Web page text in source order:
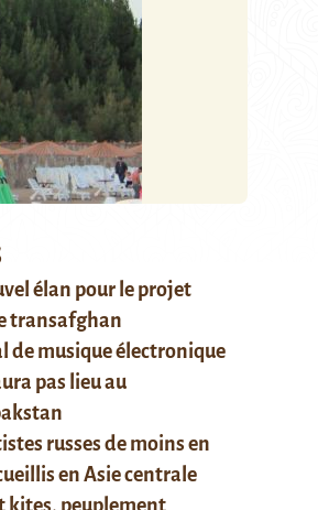
élan pour le projet
transafghan
de musique électronique
pas lieu au
russes de moins en
en Asie centrale
kites, peuplement